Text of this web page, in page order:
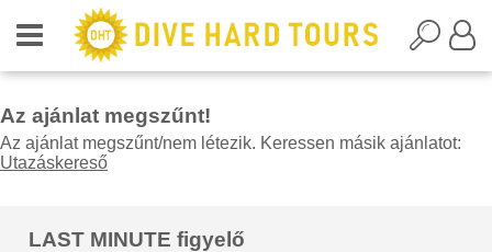
Az ajánlat megszűnt!
Az ajánlat megszűnt/nem létezik. Keressen másik ajánlatot:
Utazáskereső
LAST MINUTE figyelő